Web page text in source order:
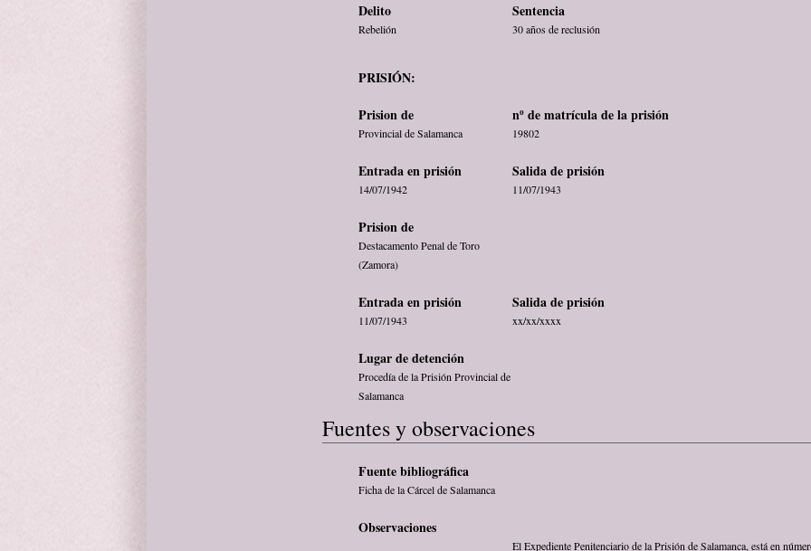
Delito
Sentencia
Rebelión 30 años de reclusión
PRISIÓN:
Prision de
nº de matrícula de la prisión
Provincial de Salamanca 19802
Entrada en prisión Salida de prisión
14/07/1942 11/07/1943
Prision de
Destacamento Penal de Toro
(Zamora)
Entrada en prisión Salida de prisión
11/07/1943 xx/xx/xxxx
Lugar de detención
Procedía de la Prisión Provincial de
Salamanca
Fuentes y observaciones
Fuente bibliográfica
Ficha de la Cárcel de Salamanca
Observaciones
El Expediente Penitenciario de la Prisión de Salamanca, está en